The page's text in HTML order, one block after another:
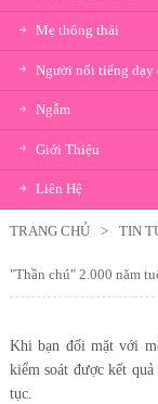
Mẹ thông thái
Người nổi tiếng dạy
Ngẫm
Giới Thiệu
Liên Hệ
TRANG CHỦ > TIN
"Thần chú" 2.000 năm
Khi bạn đối mặt với
kiểm soát được kết
tục.